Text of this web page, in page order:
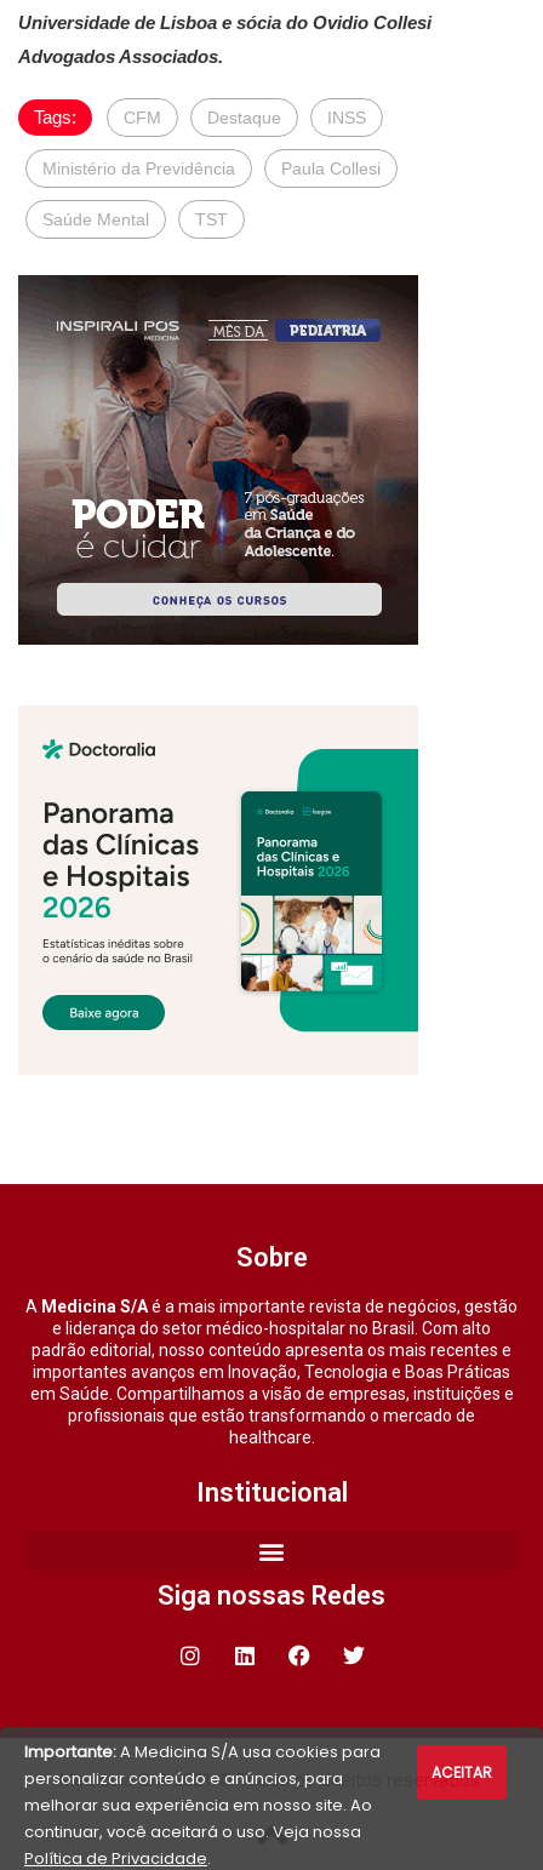
Universidade de Lisboa e sócia do Ovidio Collesi
Advogados Associados.
Tags: CFM Destaque INSS
Ministério da Previdência Paula Collesi
Saúde Mental TST
Sobre
A Medicina S/Aé a mais importante revista de negócios, gestão
e liderança do setor médico-hospitalar no Brasil. Com alto
padrão editorial, nosso conteúdo apresenta os mais recentes e
importantes avanços em Inovação, Tecnologia e Boas Práticas
em Saúde. Compartilhamos a visão de empresas, instituições e
profissionais que estão transformando o mercado de
healthcare.
Institucional
Siga nossas Redes
Medicina S/A 2021 © Todos os direitos reservados.
Importante:A Medicina S/A usa cookies para
personalizar conteúdo e anúncios, para
melhorar sua experiência em nosso site. Ao
continuar, você aceitará o uso. Veja nossa
Política de Privacidade.
ACEITAR